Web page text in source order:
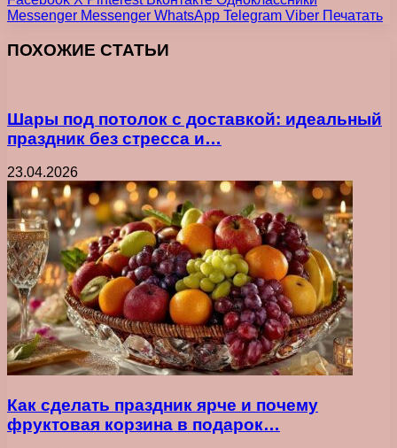
Messenger Messenger WhatsApp Telegram Viber Печатать
ПОХОЖИЕ СТАТЬИ
Шары под потолок с доставкой: идеальный
праздник без стресса и…
23.04.2026
Как сделать праздник ярче и почему
фруктовая корзина в подарок…